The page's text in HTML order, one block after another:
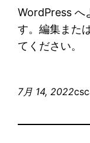
WordPress へ
す。編集また
てください。
7月 14, 2022